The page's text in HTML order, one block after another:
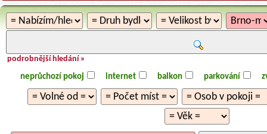
podrobnější hledání »
neprůchozí pokoj internet balkon parkování